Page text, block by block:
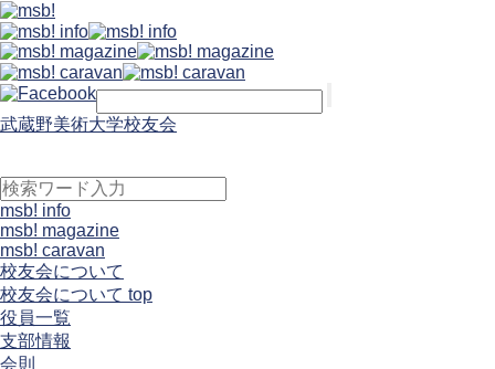
武蔵野美術大学校友会
msb! info
msb! magazine
msb! caravan
校友会について
校友会について top
役員一覧
支部情報
会則